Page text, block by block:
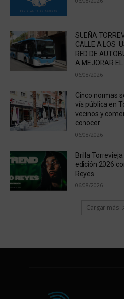
SUEÑA
CALLE A LOS
RED DE
A MEJORAR
06/08/2026
Cinco normas
vía pública en
vecinos y
conocer
06/08/2026
Brilla
edición 2026
Reyes
06/08/2026
Cargar más